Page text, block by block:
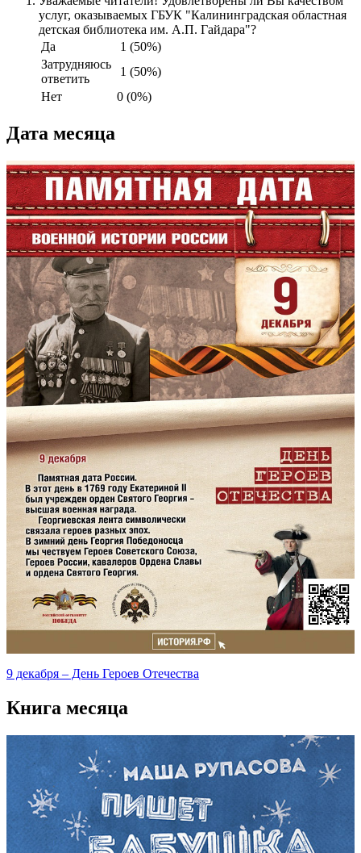
услуг, оказываемых ГБУК "Калининградская областная
детская библиотека им. А.П. Гайдара"?
Да
1 (50%)
Затрудняюсь
ответить
1 (50%)
Нет
0 (0%)
Дата месяца
9 декабря – День Героев Отечества
Книга месяца